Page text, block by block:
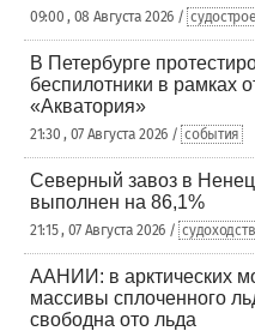
09:00 , 08 Августа 2026 /
В Петербурге
беспилотники в рамках
«Акватория»
21:30 , 07 Августа 2026 / события
Северный завоз в
выполнен на 86,1%
21:15 , 07 Августа 2026 /
ААНИИ: в арктических
массивы сплоченного
свободна ото льда